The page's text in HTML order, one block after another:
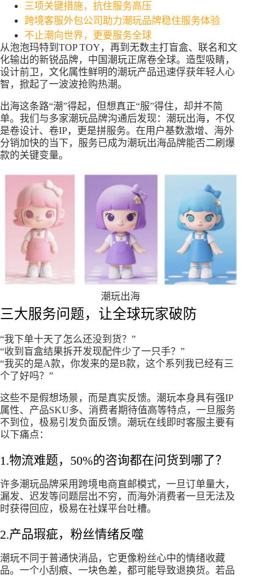
三项关键措施，抗住服务高压
跨境客服外包公司助力潮玩品牌稳住服务体验
不止潮向世界，更要服务全球
从泡泡玛特到TOP TOY，再到无数主打盲盒、联名和文
化输出的新锐品牌，中国潮玩正席卷全球。造型吸睛，
设计前卫，文化属性鲜明的潮玩产品迅速俘获年轻人心
智，掀起了一波波抢购热潮。
出海这条路“潮”得起，但想真正“服”得住，却并不简
单。我们与多家潮玩品牌沟通后发现：潮玩出海，不仅
是卷设计、卷IP，更是拼服务。在用户基数激增、海外
分销加快的当下，服务已成为潮玩出海品牌能否二刷爆
款的关键变量。
潮玩出海
三大服务问题，让全球玩家破防
“我下单十天了怎么还没到货？”
“收到盲盒结果拆开发现配件少了一只手？”
“我买的是A款，你发来的是B款，这个系列我已经有三
个了好吗？”
这些不是假想场景，而是真实反馈。潮玩本身具有强IP
属性、产品SKU多、消费者期待值高等特点，一旦服务
不到位，极易引发负面反馈。潮玩在线即时客服主要有
以下痛点：
1.物流难题，50%的咨询都在问货到哪了？
许多潮玩品牌采用跨境电商直邮模式，一旦订单量大，
漏发、迟发等问题层出不穷，而海外消费者一旦无法及
时获得回应，极易在社媒平台吐槽。
2.产品瑕疵，粉丝情绪反噬
潮玩不同于普通快消品，它更像粉丝心中的情绪收藏
品。一个小刮痕、一块色差，都可能导致退换货。若品